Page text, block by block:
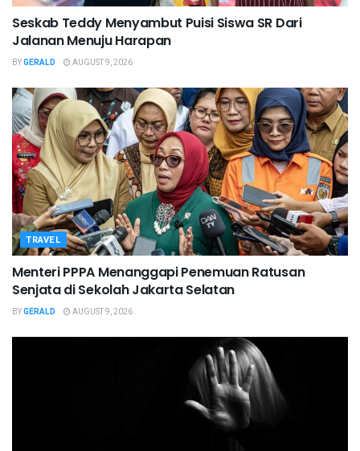
Seskab Teddy Menyambut Puisi Siswa SR Dari
Jalanan Menuju Harapan
BYGERALD AUGUST 9, 2026
TRAVEL
Menteri PPPA Menanggapi Penemuan Ratusan
Senjata di Sekolah Jakarta Selatan
BYGERALD AUGUST 9, 2026